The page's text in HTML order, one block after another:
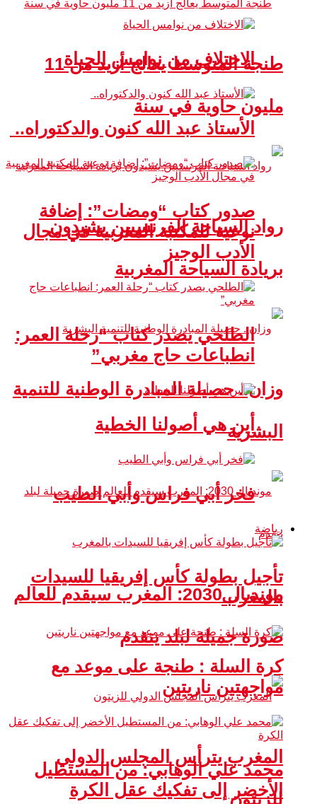
طنجة المتوسط يعالج أزيد من 11
مليون حاوية في سنة
رواد السياحة الفرنسيين يشيدون
بريادة السياحة المغربية
وزان.. حصيلة المبادرة الوطنية للتنمية
البشرية
مونديال 2030: المغرب سيقدم للعالم
صورة جميلة لبلد يتقدم
المغرب يترأس المجلس الدولي
للزيتون
الاختلاف من نوامس الحياة
الأستاذ عبد الله كنون والدكتوراه..
صدور كتاب “ومضات”: إضافة
نوعية للمكتبة المغربية في مجال
الأدب الوجيز
الطلحي يصدر كتاب “رحلة العمر:
انطباعات حاج مغربي”
أين هي أصولنا الخطية
فخر أبي فراس وأبي الطيب
رياضة
تأجيل بطولة كأس إفريقيا للسيدات
بالمغرب
كرة السلة : طنجة على موعد مع
مواجهتين ناريتين
محمد علي الوهابي: من المستطيل
الأخضر إلى تفكيك عقل الكرة